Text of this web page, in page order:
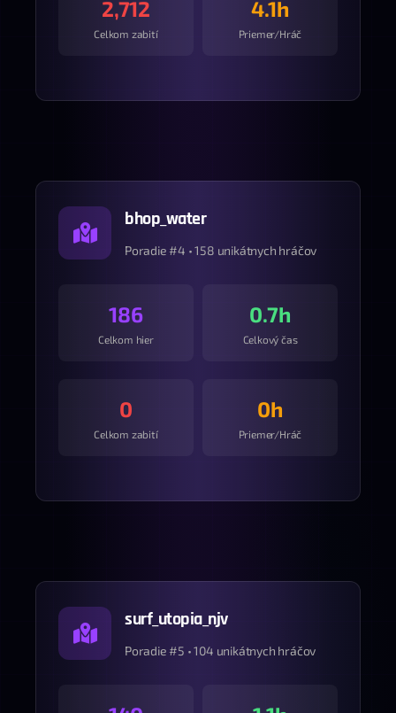
2,712
Celkom zabití
4.1h
Priemer/Hráč
bhop_water
Poradie #4 • 158 unikátnych hráčov
186
Celkom hier
0.7h
Celkový čas
0
Celkom zabití
0h
Priemer/Hráč
surf_utopia_njv
Poradie #5 • 104 unikátnych hráčov